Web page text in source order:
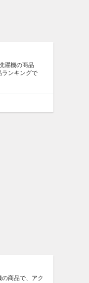
濯機の商品
ランキングで
商品で、アク